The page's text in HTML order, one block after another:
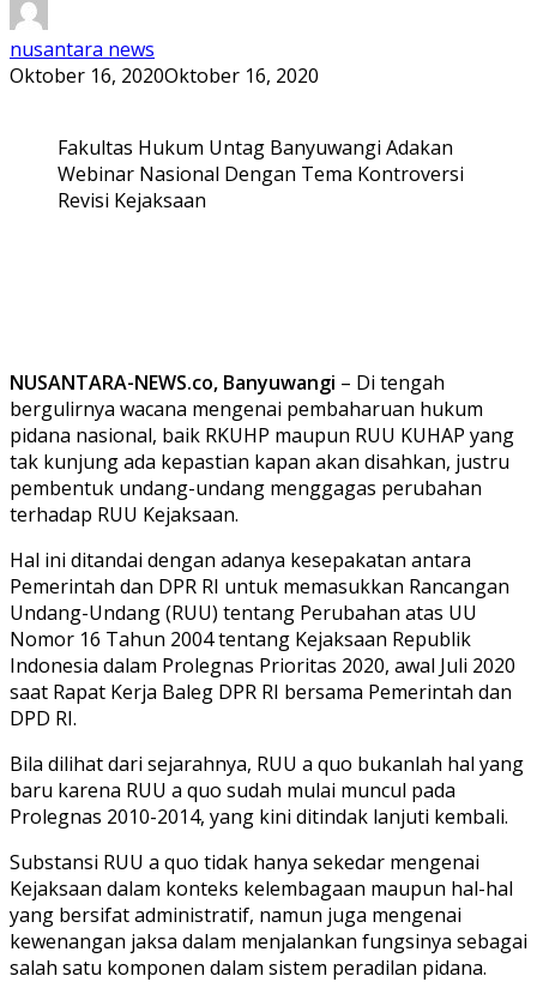
nusantara news
Oktober 16, 2020Oktober 16, 2020
Fakultas Hukum Untag Banyuwangi Adakan
Webinar Nasional Dengan Tema Kontroversi
Revisi Kejaksaan
NUSANTARA-NEWS.co, Banyuwangi – Di tengah
bergulirnya wacana mengenai pembaharuan hukum
pidana nasional, baik RKUHP maupun RUU KUHAP yang
tak kunjung ada kepastian kapan akan disahkan, justru
pembentuk undang-undang menggagas perubahan
terhadap RUU Kejaksaan.
Hal ini ditandai dengan adanya kesepakatan antara
Pemerintah dan DPR RI untuk memasukkan Rancangan
Undang-Undang (RUU) tentang Perubahan atas UU
Nomor 16 Tahun 2004 tentang Kejaksaan Republik
Indonesia dalam Prolegnas Prioritas 2020, awal Juli 2020
saat Rapat Kerja Baleg DPR RI bersama Pemerintah dan
DPD RI.
Bila dilihat dari sejarahnya, RUU a quo bukanlah hal yang
baru karena RUU a quo sudah mulai muncul pada
Prolegnas 2010-2014, yang kini ditindak lanjuti kembali.
Substansi RUU a quo tidak hanya sekedar mengenai
Kejaksaan dalam konteks kelembagaan maupun hal-hal
yang bersifat administratif, namun juga mengenai
kewenangan jaksa dalam menjalankan fungsinya sebagai
salah satu komponen dalam sistem peradilan pidana.